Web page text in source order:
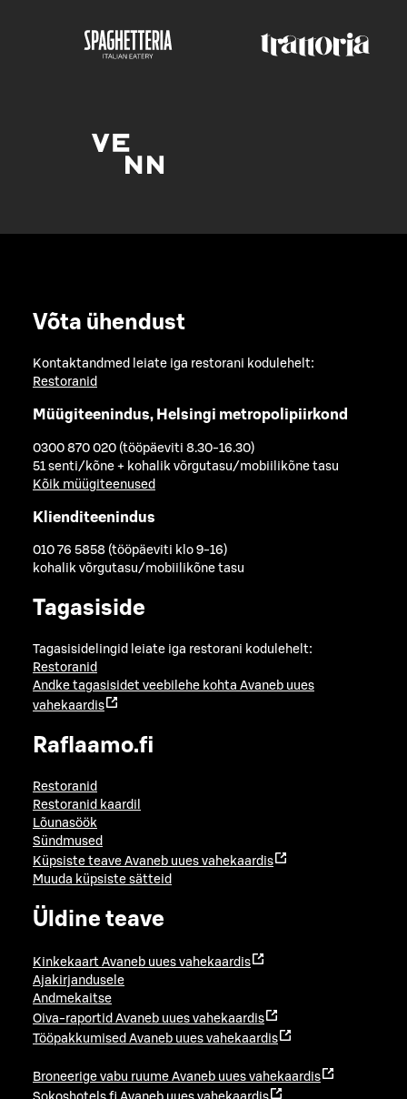
Võta ühendust
Kontaktandmed leiate iga restorani kodulehelt:
Restoranid
Müügiteenindus, Helsingi metropolipiirkond
0300 870 020 (tööpäeviti 8.30-16.30)
51 senti/kõne + kohalik võrgutasu/mobiilikõne tasu
Kõik müügiteenused
Klienditeenindus
010 76 5858 (tööpäeviti klo 9-16)
kohalik võrgutasu/mobiilikõne tasu
Tagasiside
Tagasisidelingid leiate iga restorani kodulehelt:
Restoranid
Andke tagasisidet veebilehe kohta Avaneb uues
vahekaardis
Raflaamo.fi
Restoranid
Restoranid kaardil
Lõunasöök
Sündmused
Küpsiste teave Avaneb uues vahekaardis
Muuda küpsiste sätteid
Üldine teave
Kinkekaart Avaneb uues vahekaardis
Ajakirjandusele
Andmekaitse
Oiva-raportid Avaneb uues vahekaardis
Tööpakkumised Avaneb uues vahekaardis
Broneerige vabu ruume Avaneb uues vahekaardis